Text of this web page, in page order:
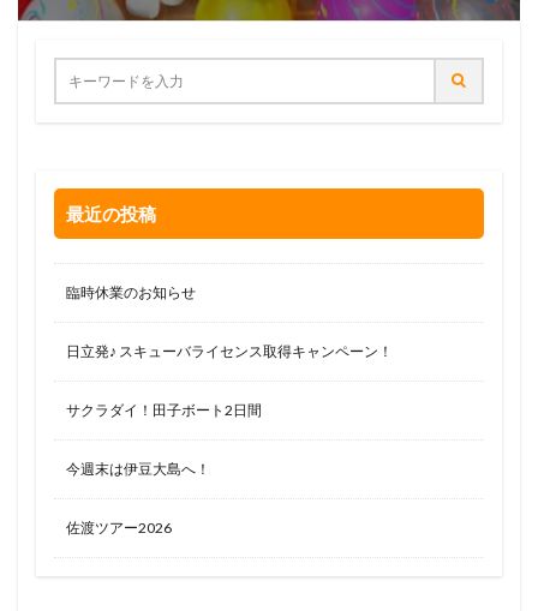
最近の投稿
臨時休業のお知らせ
日立発♪ スキューバライセンス取得キャンペーン！
サクラダイ！田子ボート2日間
今週末は伊豆大島へ！
佐渡ツアー2026